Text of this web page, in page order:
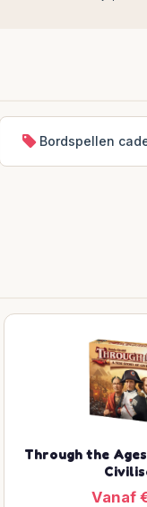
Bordspellen
Through the
Vanaf